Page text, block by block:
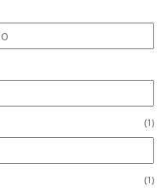
(1)
(1)